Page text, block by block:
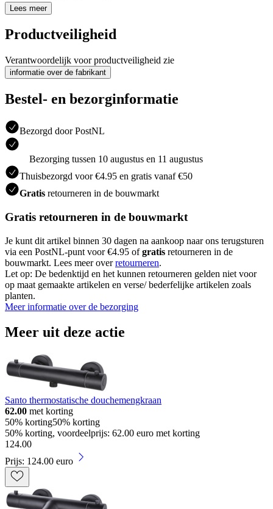
Lees meer
Productveiligheid
Verantwoordelijk voor productveiligheid zie
informatie over de fabrikant
Bestel- en bezorginformatie
Bezorgd door PostNL
Bezorging tussen 10 augustus en 11 augustus
Thuisbezorgd voor €4.95 en gratis vanaf €50
Gratis retourneren in de bouwmarkt
Gratis retourneren in de bouwmarkt
Je kunt dit artikel binnen 30 dagen na aankoop naar ons terugsturen
via een PostNL-punt voor €4.95 ofgratis retourneren in de
bouwmarkt. Lees meer overretourneren.
Let op: De bedenktijd en het kunnen retourneren gelden niet voor
op maat gemaakte artikelen en verse/ bederfelijke artikelen zoals
planten.
Meer informatie over de bezorging
Meer uit deze actie
Santo thermostatische douchemengkraan
62.00 met korting
50% korting50% korting
50% korting, voordeelprijs: 62.00 euro met korting
124.00
Prijs: 124.00 euro